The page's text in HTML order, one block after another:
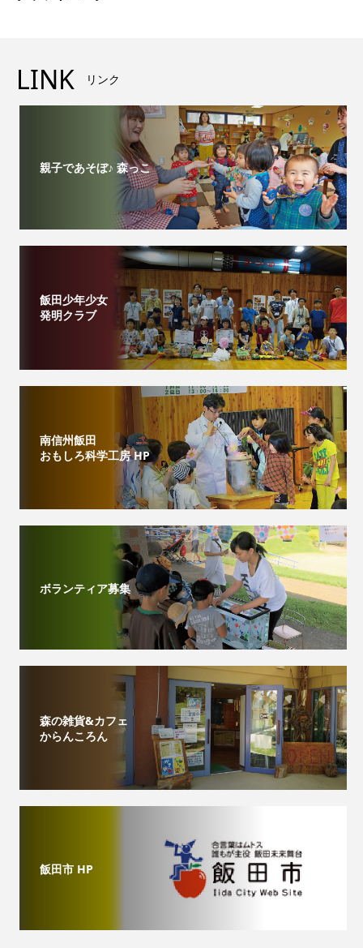
LINK リンク
親子であそぼ♪ 森っこ
飯田少年少女
発明クラブ
南信州飯田
おもしろ科学工房 HP
ボランティア募集
森の雑貨&カフェ
からんころん
飯田市 HP